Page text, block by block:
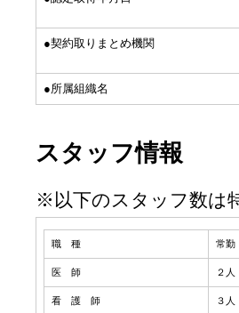
●契約取りまとめ機関
●所属組織名
スタッフ情報
※以下のスタッフ数は
職 種 常勤
医 師 ２人
看 護 師 ３人